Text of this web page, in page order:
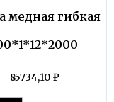
медная гибкая
85734,10 ₽